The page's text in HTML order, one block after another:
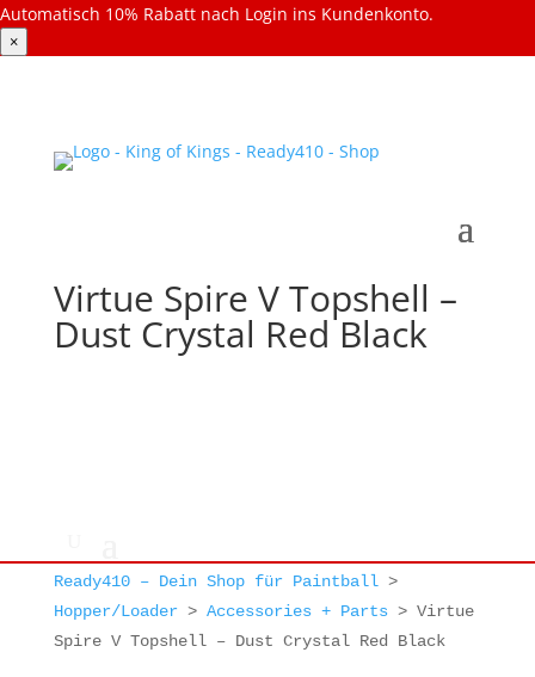
Automatisch 10% Rabatt nach Login ins Kundenkonto.
×
Virtue Spire V Topshell –
Dust Crystal Red Black
Ready410 – Dein Shop für Paintball>
Hopper/Loader> Accessories + Parts> Virtue
Spire V Topshell – Dust Crystal Red Black